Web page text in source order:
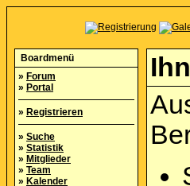
Boardmenü
» Forum
» Portal
» Registrieren
» Suche
» Statistik
» Mitglieder
» Team
» Kalender